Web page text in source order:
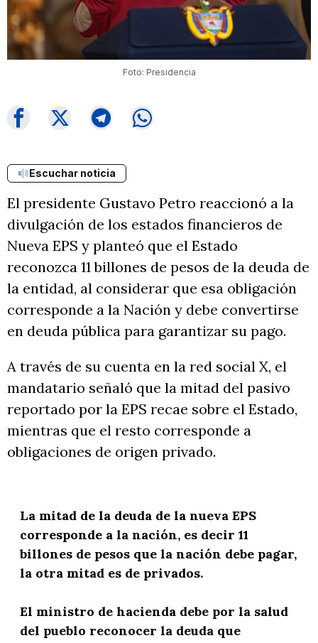
Foto: Presidencia
Escuchar noticia
El presidente Gustavo Petro reaccionó a la
divulgación de los estados financieros de
Nueva EPS y planteó que el Estado
reconozca 11 billones de pesos de la deuda de
la entidad, al considerar que esa obligación
corresponde a la Nación y debe convertirse
en deuda pública para garantizar su pago.
A través de su cuenta en la red social X, el
mandatario señaló que la mitad del pasivo
reportado por la EPS recae sobre el Estado,
mientras que el resto corresponde a
obligaciones de origen privado.
La mitad de la deuda de la nueva EPS
corresponde a la nación, es decir 11
billones de pesos que la nación debe pagar,
la otra mitad es de privados.
El ministro de hacienda debe por la salud
del pueblo reconocer la deuda que